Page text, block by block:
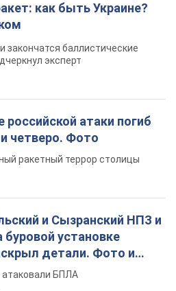
как быть Украине?
закончатся баллистические
эксперт
российской атаки погиб
четверо. Фото
ракетный террор столицы
и Сызранский НПЗ и
установке
детали. Фото и
БПЛА